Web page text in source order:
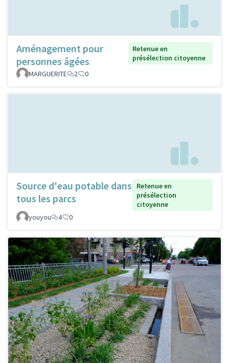
Aménagement pour
personnes âgées
Retenue en
présélection citoyenne
MARGUERITE
2 0
Source d'eau potable dans
tous les parcs
Retenue en
présélection
citoyenne
youyou
4 0